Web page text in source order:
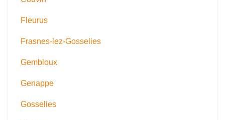
Fleurus
Frasnes-lez-Gosselies
Gembloux
Genappe
Gosselies